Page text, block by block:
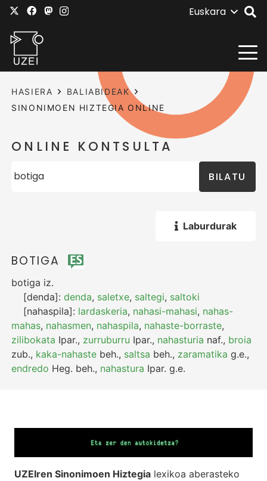
Euskara
HASIERA
BALIABIDEAK
SINONIMOEN HIZTEGIA ONLINE
ONLINE KONTSULTA
BILATU
Laburdurak
BOTIGA
botiga iz.
[denda]:denda, saletxe, saltegi, saltoki
[nahaspila]: lardaskeria, nahasi-mahasi, nahas-
mahas, nahasmen, nahaspila, nahaste-borraste,
zilibokata Ipar., zurruburru Ipar., nahasturia naf., broia
zub., kaka-nahaste beh., saltsa beh., zaramatika g.e.,
endredo Heg. beh., nahastura Ipar. g.e.
UZEIren Sinonimoen Hiztegia lexikoa aberasteko